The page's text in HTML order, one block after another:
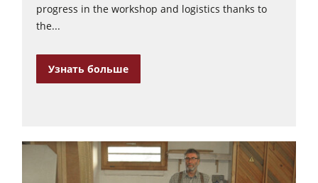
progress in the workshop and logistics thanks to
the...
Узнать больше